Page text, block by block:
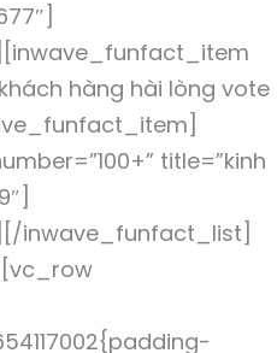
hàng hài lòng vote
title=”kinh
inwave_funfact_list]